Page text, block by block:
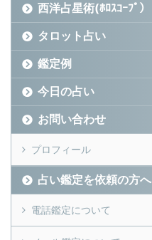
西洋占星術(ﾎﾛｽｺｰﾌﾟ）
タロット占い
鑑定例
今日の占い
お問い合わせ
プロフィール
占い鑑定を依頼の方へ
電話鑑定について